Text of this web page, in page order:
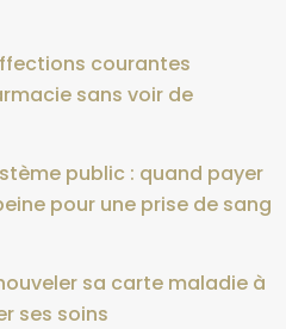
courantes
sans voir de
public : quand payer
pour une prise de sang
sa carte maladie à
ses soins